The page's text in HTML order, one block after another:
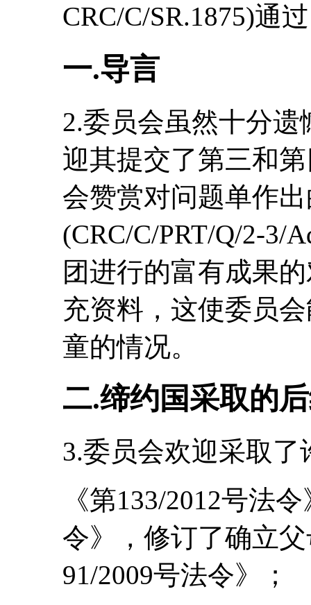
CRC/C/SR.1875)通
一.导言
2.委员会虽然十分
迎其提交了第三和
会赞赏对问题单作
(CRC/C/PRT/Q/2-3/
团进行的富有成果
充资料，这使委员
童的情况。
二.缔约国采取的
3.委员会欢迎采取
《第133/2012号法
令》，修订了确立
91/2009号法令》；